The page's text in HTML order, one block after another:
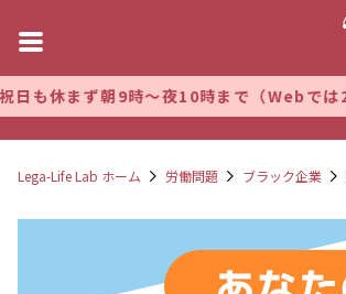
も休まず朝9時～夜10時まで（Webでは
Lega-Life Lab ホーム 労働問題 ブラック企業